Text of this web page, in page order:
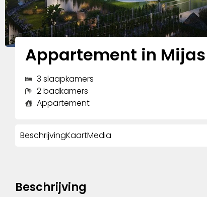
Appartement in Mijas
3 slaapkamers
2 badkamers
Appartement
BeschrijvingKaartMedia
Beschrijving